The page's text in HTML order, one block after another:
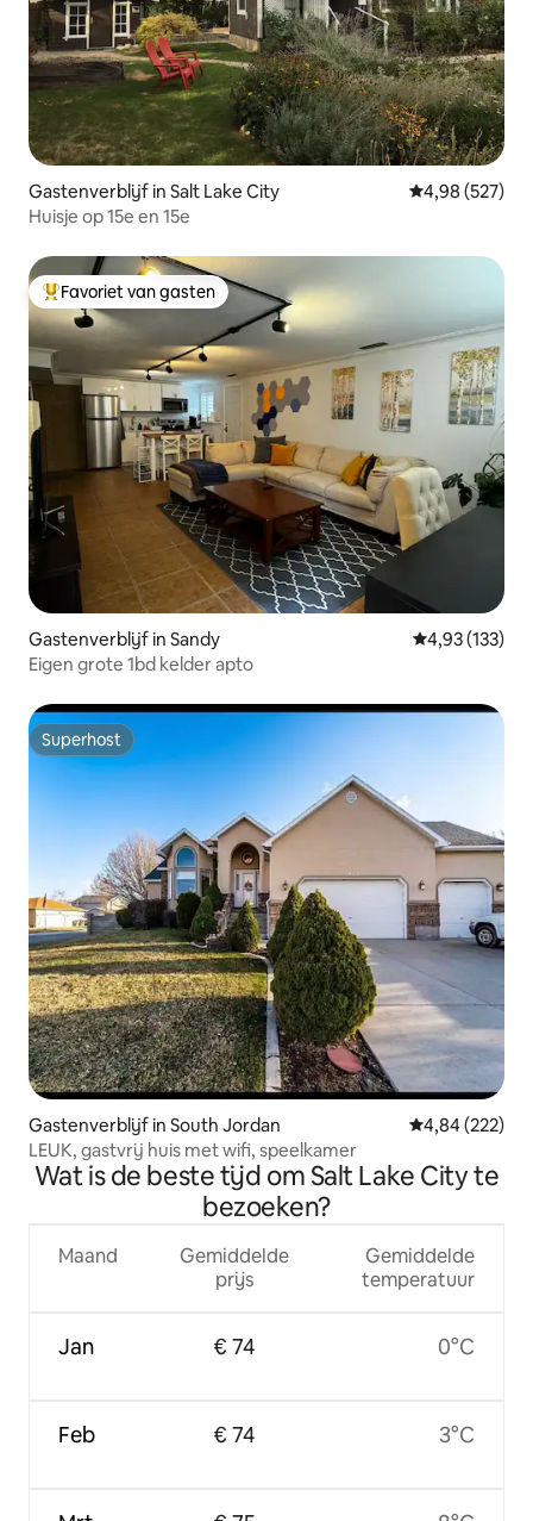
Gastenverblijf in Salt Lake City Gemiddelde
4,98 (527)
Huisje op 15e en 15e
Topfavoriet van gasten
Favoriet van gasten
Gastenverblijf in Sandy Gemiddelde
4,93 (133)
Eigen grote 1bd kelder apto
Superhost
Superhost
Gastenverblijf in South Jordan Gemiddelde
4,84 (222)
LEUK, gastvrij huis met wifi, speelkamer
Wat is de beste tijd om Salt Lake City te
bezoeken?
Maand
Jan
Feb
Gemiddelde
prijs
€ 74
€ 74
Gemiddelde
temperatuur
0°C
3°C